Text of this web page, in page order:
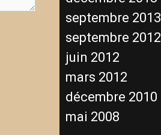
septembre 2013
septembre 2012
juin 2012
mars 2012
décembre 2010
mai 2008